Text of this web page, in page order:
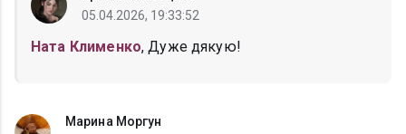
05.04.2026, 19:33:52
Ната Клименко, Дуже дякую!
Марина Моргун